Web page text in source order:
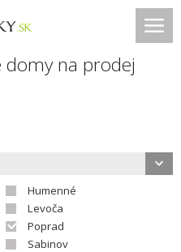
na prodej
Humenné
Levoča
Poprad
Sabinov